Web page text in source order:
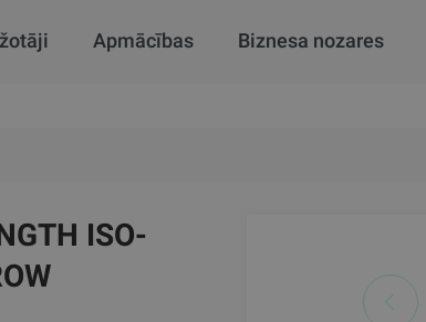
Apmācības Biznesa nozares
ISO-